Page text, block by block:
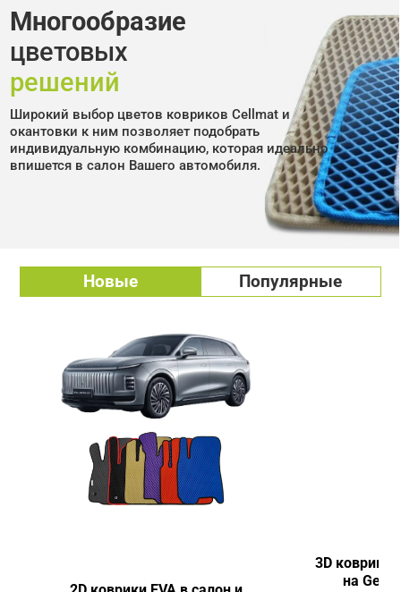
Многообразие
цветовых
решений
Широкий выбор цветов ковриков Cellmat и
окантовки к ним позволяет подобрать
индивидуальную комбинацию, которая идеально
впишется в салон Вашего автомобиля.
Новые Популярные
3D коврики
на